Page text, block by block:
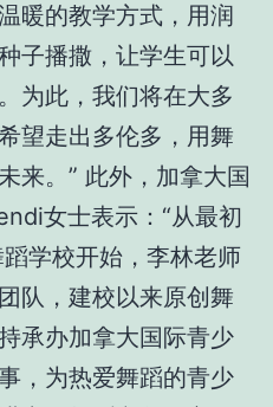
暖的教学方式，用润
子播撒，让学生可以
为此，我们将在大多
望走出多伦多，用舞
来。” 此外，加拿大国
女士表示：“从最初
学校开始，李林老师
队，建校以来原创舞
承办加拿大国际青少
，为热爱舞蹈的青少